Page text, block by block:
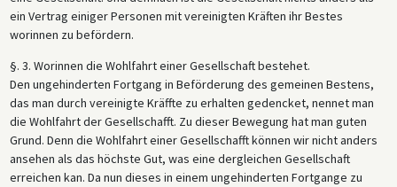
ein Vertrag einiger Personen mit vereinigten Kräften ihr Bestes
worinnen zu befördern.
§. 3. Worinnen die Wohlfahrt einer Gesellschaft bestehet.
Den ungehinderten Fortgang in Beförderung des gemeinen Bestens,
das man durch vereinigte Kräffte zu erhalten gedencket, nennet man
die Wohlfahrt der Gesellschafft. Zu dieser Bewegung hat man guten
Grund. Denn die Wohlfahrt einer Gesellschafft können wir nicht anders
ansehen als das höchste Gut, was eine dergleichen Gesellschaft
erreichen kan. Da nun dieses in einem ungehinderten Fortgange zu